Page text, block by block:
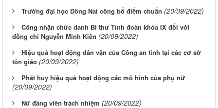
Trường đại học Đồng Nai công bố điểm chuẩn (20/09/2022)
Công nhận chức danh Bí thư Tỉnh đoàn khóa IX đối với
đồng chí Nguyễn Minh Kiên (20/09/2022)
Hiệu quả hoạt động dân vận của Công an tỉnh tại các cơ sở
tôn giáo (20/09/2022)
Phát huy hiệu quả hoạt động các mô hình của phụ nữ
(20/09/2022)
Nữ đảng viên trách nhiệm (20/09/2022)